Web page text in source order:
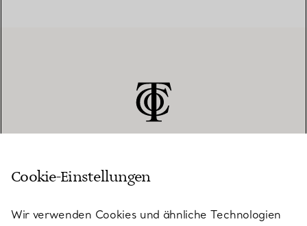
KUNDENSERVICE
Cookie-Einstellungen
Wir verwenden Cookies und ähnliche Technologien